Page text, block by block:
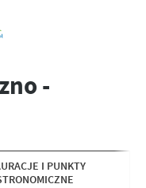
-
I PUNKTY